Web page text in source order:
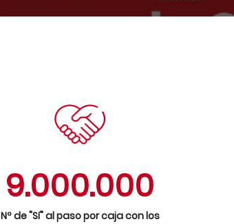
9.000.000
Nº de "Sí" al paso por caja con los